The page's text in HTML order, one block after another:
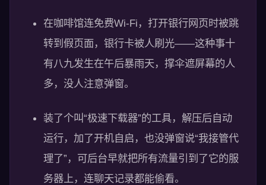
在咖啡馆连免费Wi-Fi，打开银行网页时被跳
转到假页面，银行卡被人刷光——这种事十
有八九发生在午后暴雨天，撑伞遮屏幕的人
多，没人注意弹窗。
装了个叫“极速下载器”的工具，解压后自动
运行，加了开机自启，也没弹窗说“我接管代
理了”，可后台早就把所有流量引到了它的服
务器上，连聊天记录都能偷看。